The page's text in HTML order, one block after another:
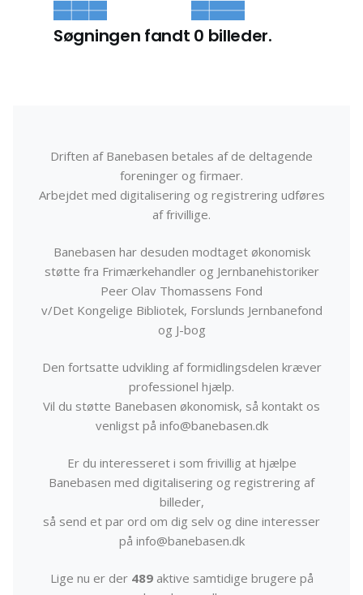
Søgningen fandt 0 billeder.
Driften af Banebasen betales af de deltagende
foreninger og firmaer.
Arbejdet med digitalisering og registrering udføres
af frivillige.
Banebasen har desuden modtaget økonomisk
støtte fra Frimærkehandler og Jernbanehistoriker
Peer Olav Thomassens Fond
v/Det Kongelige Bibliotek, Forslunds Jernbanefond
og J-bog
Den fortsatte udvikling af formidlingsdelen kræver
professionel hjælp.
Vil du støtte Banebasen økonomisk, så kontakt os
venligst på info@banebasen.dk
Er du interesseret i som frivillig at hjælpe
Banebasen med digitalisering og registrering af
billeder,
så send et par ord om dig selv og dine interesser
på info@banebasen.dk
Lige nu er der 489aktive samtidige brugere på